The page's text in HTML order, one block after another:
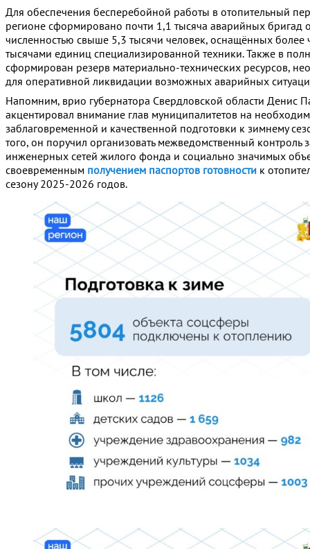
Для обеспечения бесперебойной работы в отопительный
регионе сформировано почти 1,1 тысяча аварийных бригад
численностью свыше 5,3 тысячи человек, оснащённых более
тысячами единиц специализированной техники. Также в
сформирован резерв материально-технических ресурсов,
для оперативной ликвидации возможных аварийных
Напомним, врио губернатора Свердловской области Денис
акцентировал внимание глав муниципалитетов на
заблаговременной и качественной подготовки к зимнему
того, он поручил организовать межведомственный контроль
инженерных сетей жилого фонда и социально значимых
своевременным получением паспортов готовности к
сезону 2025-2026 годов.